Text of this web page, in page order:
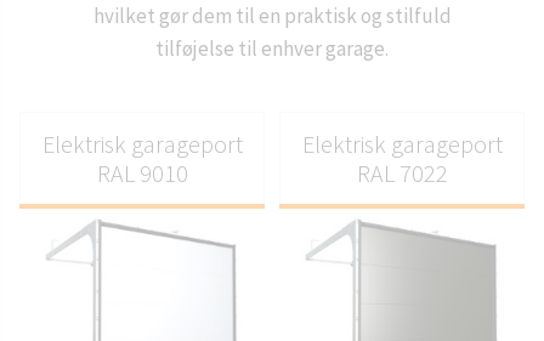
hvilket gør dem til en praktisk og stilfuld
tilføjelse til enhver garage.
Elektrisk garageport
RAL 9010
Elektrisk garageport
RAL 7022